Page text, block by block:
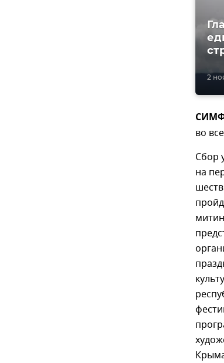
2
во
Сбор
на